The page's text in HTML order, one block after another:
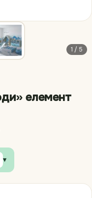
1 / 5
елемент
▾